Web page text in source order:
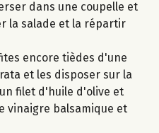
dans une coupelle et
la salade et la répartir
encore tièdes d'une
et les disposer sur la
filet d'huile d'olive et
vinaigre balsamique et